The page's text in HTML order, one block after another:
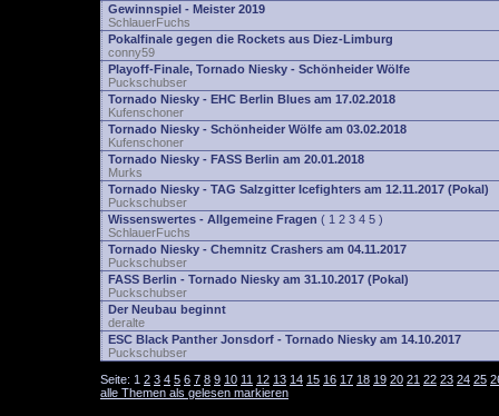
Gewinnspiel - Meister 2019
SchlauerFuchs
Pokalfinale gegen die Rockets aus Diez-Limburg
conny59
Playoff-Finale, Tornado Niesky - Schönheider Wölfe
Puckschubser
Tornado Niesky - EHC Berlin Blues am 17.02.2018
Kufenschoner
Tornado Niesky - Schönheider Wölfe am 03.02.2018
Kufenschoner
Tornado Niesky - FASS Berlin am 20.01.2018
Murks
Tornado Niesky - TAG Salzgitter Icefighters am 12.11.2017 (Pokal)
Puckschubser
Wissenswertes - Allgemeine Fragen ( 1 2 3 4 5 )
SchlauerFuchs
Tornado Niesky - Chemnitz Crashers am 04.11.2017
Puckschubser
FASS Berlin - Tornado Niesky am 31.10.2017 (Pokal)
Puckschubser
Der Neubau beginnt
deralte
ESC Black Panther Jonsdorf - Tornado Niesky am 14.10.2017
Puckschubser
Seite: 1 2 3 4 5 6 7 8 9 10 11 12 13 14 15 16 17 18 19 20 21 22 23 24 25
alle Themen als gelesen markieren